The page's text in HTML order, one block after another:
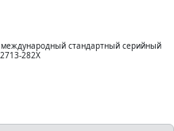
стандартный серийный
282X